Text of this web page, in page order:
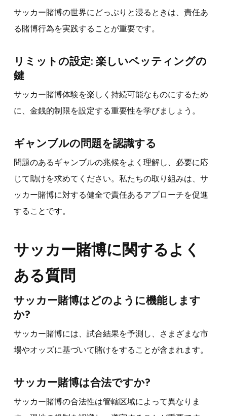
サッカー賭博の世界にどっぷりと浸るときは、責任あ
る賭博行為を実践することが重要です。
リミットの設定: 楽しいベッティングの
鍵
サッカー賭博体験を楽しく持続可能なものにするため
に、金銭的制限を設定する重要性を学びましょう。
ギャンブルの問題を認識する
問題のあるギャンブルの兆候をよく理解し、必要に応
じて助けを求めてください。私たちの取り組みは、サ
ッカー賭博に対する健全で責任あるアプローチを促進
することです。
サッカー賭博に関するよく
ある質問
サッカー賭博はどのように機能します
か?
サッカー賭博には、試合結果を予測し、さまざまな市
場やオッズに基づいて賭けをすることが含まれます。
サッカー賭博は合法ですか?
サッカー賭博の合法性は管轄区域によって異なりま